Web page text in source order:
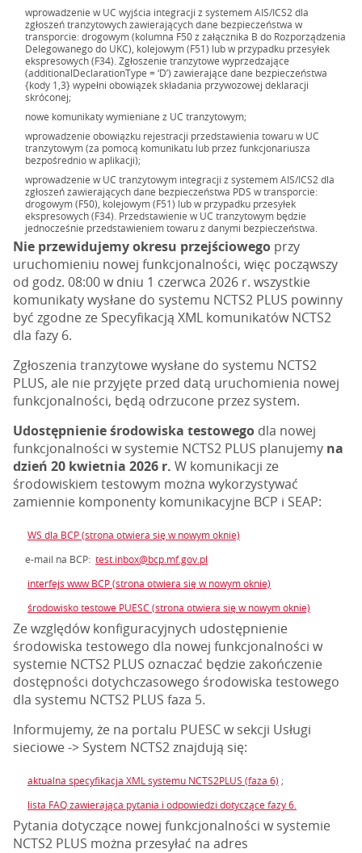
wprowadzenie w UC wyjścia integracji z systemem AIS/ICS2 dla
zgłoszeń tranzytowych zawierających dane bezpieczeństwa w
transporcie: drogowym (kolumna F50 z załącznika B do Rozporządzenia
Delegowanego do UKC), kolejowym (F51) lub w przypadku przesyłek
ekspresowych (F34). Zgłoszenie tranzytowe wyprzedzające
(additionalDeclarationType = ‘D’) zawierające dane bezpieczeństwa
{kody 1,3} wypełni obowiązek składania przywozowej deklaracji
skróconej;
nowe komunikaty wymieniane z UC tranzytowym;
wprowadzenie obowiązku rejestracji przedstawienia towaru w UC
tranzytowym (za pomocą komunikatu lub przez funkcjonariusza
bezpośrednio w aplikacji);
wprowadzenie w UC tranzytowym integracji z systemem AIS/ICS2 dla
zgłoszeń zawierających dane bezpieczeństwa PDS w transporcie:
drogowym (F50), kolejowym (F51) lub w przypadku przesyłek
ekspresowych (F34). Przedstawienie w UC tranzytowym będzie
jednocześnie przedstawieniem towaru z danymi bezpieczeństwa.
Nie przewidujemy okresu przejściowego przy
uruchomieniu nowej funkcjonalności, więc począwszy
od godz. 08:00 w dniu 1 czerwca 2026 r. wszystkie
komunikaty wysłane do systemu NCTS2 PLUS powinny
być zgodne ze Specyfikacją XML komunikatów NCTS2
dla fazy 6.
Zgłoszenia tranzytowe wysłane do systemu NCTS2
PLUS, ale nie przyjęte przed datą uruchomienia nowej
funkcjonalności, będą odrzucone przez system.
Udostępnienie środowiska testowego dla nowej
funkcjonalności w systemie NCTS2 PLUS planujemy na
dzień 20 kwietnia 2026 r. W komunikacji ze
środowiskiem testowym można wykorzystywać
zamiennie komponenty komunikacyjne BCP i SEAP:
WS dla BCP (strona otwiera się w nowym oknie)
e-mail na BCP: test.inbox@bcp.mf.gov.pl
interfejs www BCP (strona otwiera się w nowym oknie)
środowisko testowe PUESC (strona otwiera się w nowym oknie)
Ze względów konfiguracyjnych udostępnienie
środowiska testowego dla nowej funkcjonalności w
systemie NCTS2 PLUS oznaczać będzie zakończenie
dostępności dotychczasowego środowiska testowego
dla systemu NCTS2 PLUS faza 5.
Informujemy, że na portalu PUESC w sekcji Usługi
sieciowe -> System NCTS2 znajdują się:
aktualna specyfikacja XML systemu NCTS2PLUS (faza 6) ;
lista FAQ zawierająca pytania i odpowiedzi dotyczące fazy 6.
Pytania dotyczące nowej funkcjonalności w systemie
NCTS2 PLUS można przesyłać na adres